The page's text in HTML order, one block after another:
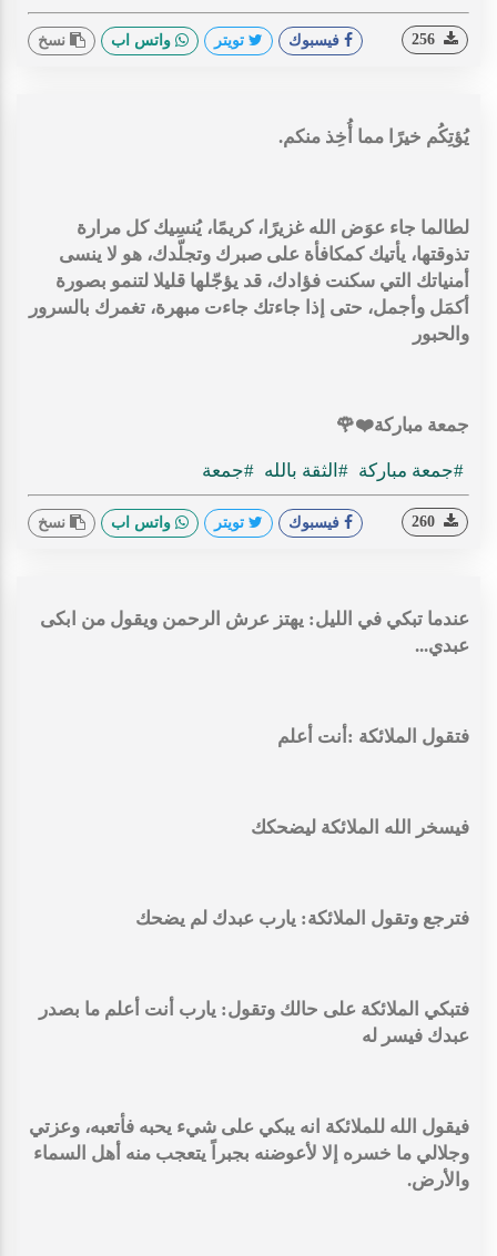
فيسبوك تويتر واتس اب نسخ
يُؤتِكُم خيرًا مما أُخِذ منكم.
‏لطالما جاء عوَض الله غزيرًا، كريمًا، يُنسِيك كل مرارة
تذوقتها، يأتيك كمكافأة على صبرك وتجلّدك، هو لا ينسى
أمنياتك التي سكنت فؤادك، قد يؤجّلها قليلا لتنمو بصورة
أكمَل وأجمل، حتى إذا جاءتك جاءت مبهرة، تغمرك بالسرور
والحبور
جمعة مباركة⁦❤️⁩🌹
#جمعة مباركة #الثقة بالله #جمعة
فيسبوك تويتر واتس اب نسخ
عندما تبكي في الليل: يهتز عرش الرحمن ويقول من ابكى
عبدي...
فتقول الملائكة :أنت أعلم
فيسخر الله الملائكة ليضحكك
فترجع وتقول الملائكة: يارب عبدك لم يضحك
فتبكي الملائكة على حالك وتقول: يارب أنت أعلم ما بصدر
عبدك فيسر له
فيقول الله للملائكة انه يبكي على شيء يحبه فأتعبه، وعزتي
وجلالي ما خسره إلا لأعوضنه بجبراً يتعجب منه أهل السماء
والأرض.